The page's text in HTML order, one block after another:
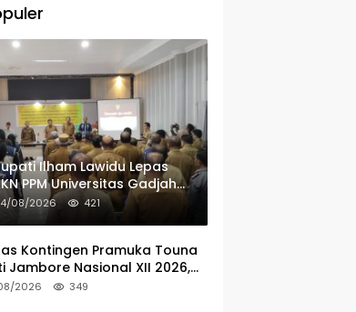
Ilham Lawidu Lepas
PPM Universitas Gadjah
Periode II Bertugas di
08/2026 421
Kontingen Pramuka Touna
Jambore Nasional XII 2026,
Wabup Surya
2026 349